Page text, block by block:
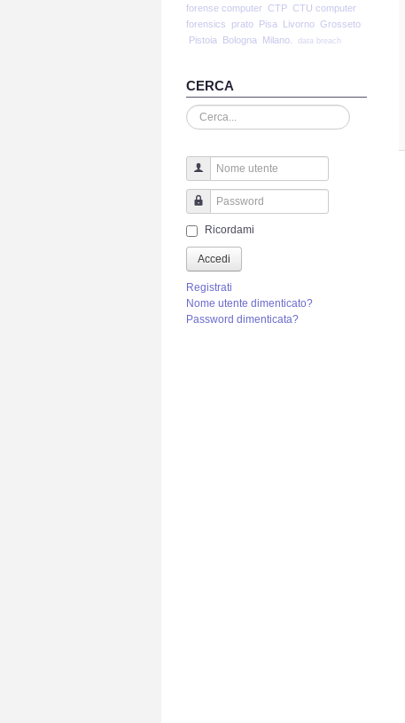
forense computer CTP CTU computer
forensics
prato Pisa Livorno Grosseto
Pistoia
Bologna Milano. data breach
CERCA
Cerca...
Nome utente
Password
Ricordami
Accedi
Registrati
Nome utente dimenticato?
Password dimenticata?